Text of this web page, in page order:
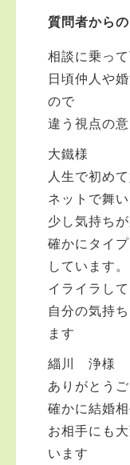
質問者から
相談に乗っ
日頃仲人や
ので
違う視点の
大鐵様
人生で初め
ネットで舞
少し気持ち
確かにタイ
しています。
イライラし
自分の気持
ます
緇川 浄様
ありがとうご
確かに結婚
お相手にも
います